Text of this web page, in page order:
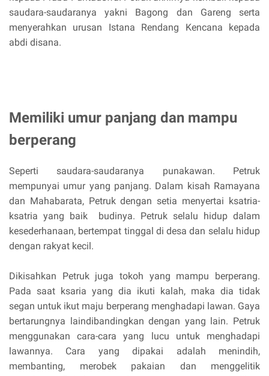
saudara-saudaranya yakni Bagong dan Gareng serta
menyerahkan urusan Istana Rendang Kencana kepada
abdi disana.
Memiliki umur panjang dan mampu
berperang
Seperti saudara-saudaranya punakawan. Petruk
mempunyai umur yang panjang. Dalam kisah Ramayana
dan Mahabarata, Petruk dengan setia menyertai ksatria-
ksatria yang baik budinya. Petruk selalu hidup dalam
kesederhanaan, bertempat tinggal di desa dan selalu hidup
dengan rakyat kecil.
Dikisahkan Petruk juga tokoh yang mampu berperang.
Pada saat ksaria yang dia ikuti kalah, maka dia tidak
segan untuk ikut maju berperang menghadapi lawan. Gaya
bertarungnya laindibandingkan dengan yang lain. Petruk
menggunakan cara-cara yang lucu untuk menghadapi
lawannya. Cara yang dipakai adalah menindih,
membanting, merobek pakaian dan menggelitik